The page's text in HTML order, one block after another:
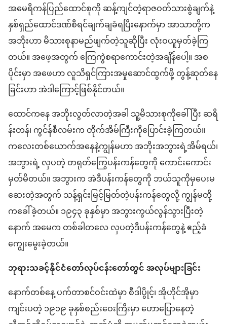
အမေရိကန်​ပြည်ထောင်စု​ကို ဆန့်ကျင်​တဲ့​ရာဇဝတ်သား​စွဲချက်​နဲ့
နှစ်​ရှည်​ထောင်ဒဏ်​စီရင်ချက်​ချ​ခံရ​ပြီး​နောက်​မှာ အာသာ​တို့​က
အဘိုး​ဟာ မိသားစု​နာမည်​ဖျက်​တဲ့​သူ​ဆိုပြီး လုံးဝ​ယူမှတ်ခဲ့​ကြ
တယ်။ အဖေ့​အတွက် ကြေကွဲစရာ​ကောင်း​တဲ့​အချိန်​ပေါ့။ အစ
ပိုင်း​မှာ အဖေဟာ လူသိရှင်ကြား​အမှုဆောင်ထွက်​ဖို့ တွန့်ဆုတ်​နေ
ခြင်း​ဟာ အဲဒါ​ကြောင့်​ဖြစ်​နိုင်တယ်။
ထောင်​ကနေ အဘိုး​လွတ်​လာတဲ့အခါ သူ့​မိသားစုကို​ခေါ်​ပြီး ဆ​ရိ
န်း​တန်၊ ကွ​င်န်​စီ​လမ်း​က တိုက်​အိမ်ကြီး​ကို​ပြောင်း​ခဲ့​ကြတယ်။
ကလေး​တစ်ယောက်​အနေ​နဲ့​ကျွန်မ​ဟာ အဘိုးအဘွား​ရဲ့​အိမ်​ရ​ယ်၊
အဘွား​ရဲ့ လှပတဲ့ တရုတ်​ကြွေ​ပန်းကန်​တွေ​ကို ကောင်းကောင်း​
မှတ်မိတယ်။ အဘွား​က အဲဒီ​ပန်းကန်​တွေ​ကို ဘယ်သူ​ကို​မှ​ပေး​မ​
ဆေး​တဲ့​အတွက် သန့်ရှင်း​မြင့်မြတ်​တဲ့​ပန်းကန်​တွေ​လို့ ကျွန်မ​တို့​
က​ခေါ်​ခဲ့တယ်။ ၁၉၄၃ ခုနှစ်​မှာ အဘွား​ကွယ်လွန်​သွားပြီး​တဲ့​
နောက် အမေက တစ်ခါ​တ​လေ လှပတဲ့​ဒီ​ပန်းကန်​တွေ​နဲ့ ဧည့်ခံ​
ကျွေးမွေး​ခဲ့တယ်။
ဘုရားသခင့်​နိုင်ငံတော်​လုပ်ငန်းတော်တွင် အလုပ်များ​ခြင်း
နောက်​တစ်နေ့ ပက်​တာ​စင်​ဝင်းထဲမှာ စီ​ဒါ​ပွိုင့်၊ အိုဟိုင်အို​မှာ​
ကျင်းပ​တဲ့ ၁၉၁၉ ခုနှစ်​စည်းဝေးကြီး​မှာ ဟောပြောနေတဲ့​